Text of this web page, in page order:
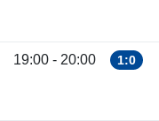
19:00 - 20:00 1:0